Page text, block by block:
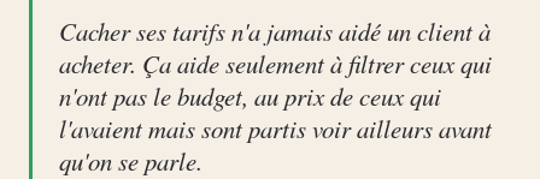
Cacher ses tarifs n'a jamais aidé un client à
acheter. Ça aide seulement à filtrer ceux qui
n'ont pas le budget, au prix de ceux qui
l'avaient mais sont partis voir ailleurs avant
qu'on se parle.